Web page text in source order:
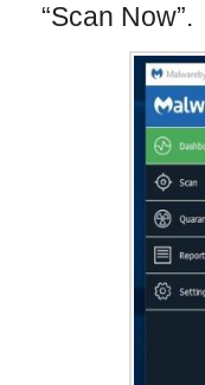
“Scan Now”.